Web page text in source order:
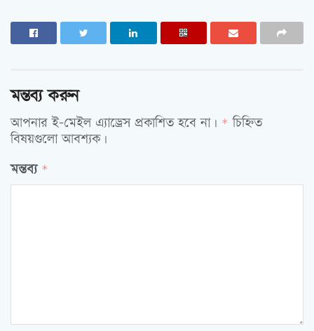
মন্তব্য করুন
আপনার ই-মেইল এ্যাড্রেস প্রকাশিত হবে না। * চিহ্নিত
বিষয়গুলো আবশ্যক।
মন্তব্য *